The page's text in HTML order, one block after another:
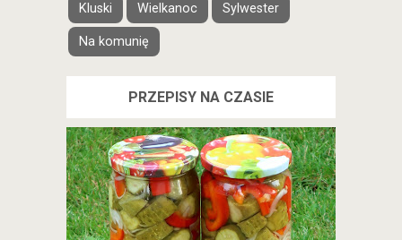
Kluski Wielkanoc Sylwester
Na komunię
PRZEPISY NA CZASIE